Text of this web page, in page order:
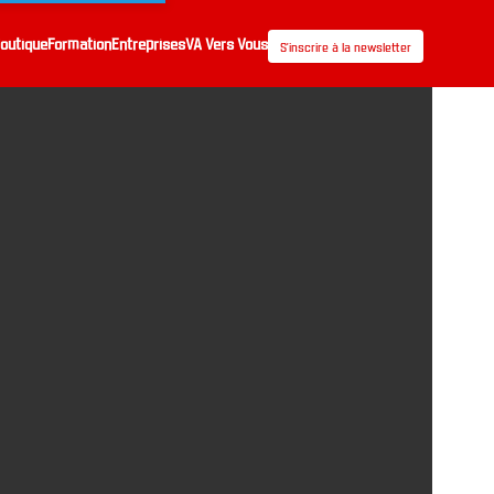
FormationEntreprisesVA Vers Vous S’inscrire à la newsletter